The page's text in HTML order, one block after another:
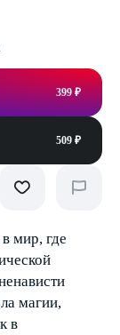
399 ₽
509 ₽
мир, где
магии,
в